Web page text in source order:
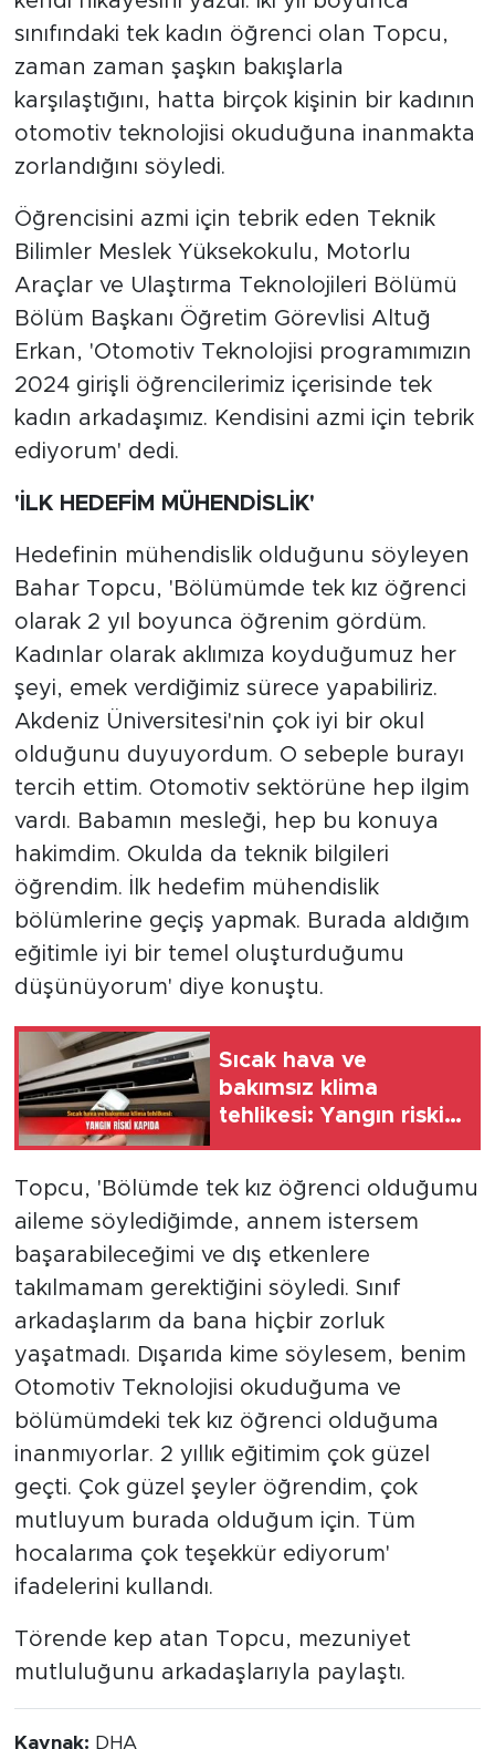
sınıfındaki tek kadın öğrenci olan Topcu,
zaman zaman şaşkın bakışlarla
karşılaştığını, hatta birçok kişinin bir kadının
otomotiv teknolojisi okuduğuna inanmakta
zorlandığını söyledi.
Öğrencisini azmi için tebrik eden Teknik
Bilimler Meslek Yüksekokulu, Motorlu
Araçlar ve Ulaştırma Teknolojileri Bölümü
Bölüm Başkanı Öğretim Görevlisi Altuğ
Erkan, 'Otomotiv Teknolojisi programımızın
2024 girişli öğrencilerimiz içerisinde tek
kadın arkadaşımız. Kendisini azmi için tebrik
ediyorum' dedi.
'İLK HEDEFİM MÜHENDİSLİK'
Hedefinin mühendislik olduğunu söyleyen
Bahar Topcu, 'Bölümümde tek kız öğrenci
olarak 2 yıl boyunca öğrenim gördüm.
Kadınlar olarak aklımıza koyduğumuz her
şeyi, emek verdiğimiz sürece yapabiliriz.
Akdeniz Üniversitesi'nin çok iyi bir okul
olduğunu duyuyordum. O sebeple burayı
tercih ettim. Otomotiv sektörüne hep ilgim
vardı. Babamın mesleği, hep bu konuya
hakimdim. Okulda da teknik bilgileri
öğrendim. İlk hedefim mühendislik
bölümlerine geçiş yapmak. Burada aldığım
eğitimle iyi bir temel oluşturduğumu
düşünüyorum' diye konuştu.
Sıcak hava ve
bakımsız klima
tehlikesi: Yangın riski
Topcu, 'Bölümde tek kız öğrenci olduğumu
aileme söylediğimde, annem istersem
başarabileceğimi ve dış etkenlere
takılmamam gerektiğini söyledi. Sınıf
arkadaşlarım da bana hiçbir zorluk
yaşatmadı. Dışarıda kime söylesem, benim
Otomotiv Teknolojisi okuduğuma ve
bölümümdeki tek kız öğrenci olduğuma
inanmıyorlar. 2 yıllık eğitimim çok güzel
geçti. Çok güzel şeyler öğrendim, çok
mutluyum burada olduğum için. Tüm
hocalarıma çok teşekkür ediyorum'
ifadelerini kullandı.
Törende kep atan Topcu, mezuniyet
mutluluğunu arkadaşlarıyla paylaştı.
Kaynak: DHA